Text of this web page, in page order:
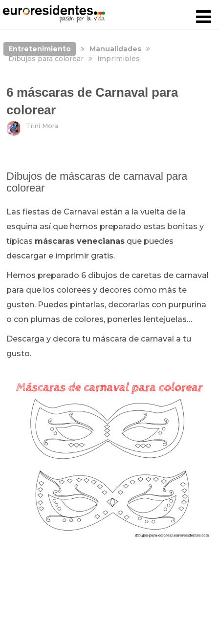
Entretenimiento
Manualidades
Dibujos para colorear
imprimibles
6 máscaras de Carnaval para
colorear
Trini Mora
Dibujos de máscaras de carnaval para
colorear
Las fiestas de Carnaval están a la vuelta de la
esquina así que hemos preparado estas bonitas y
típicas máscaras venecianas que puedes
descargar e imprimir gratis.
Hemos preparado 6 dibujos de caretas de carnaval
para que los colorees y decores como más te
gusten. Puedes pintarlas, decorarlas con purpurina
o con plumas de colores, ponerles lentejuelas…
Descarga y decora tu máscara de carnaval a tu
gusto.